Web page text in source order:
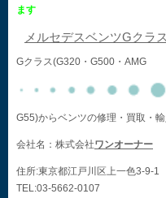
ます
メルセデスベンツGクラ
Gクラス(G320・G500・AMG
G55)からベンツの修理・買取・
会社名：株式会社ワンオーナー
住所:東京都江戸川区上一色3-9-1
TEL:03-5662-0107